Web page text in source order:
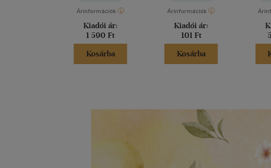
Árinformációk
Kiadói ár:
1 590 Ft
Kosárba
Árinformációk
Kiadói ár:
101 Ft
Kosárba